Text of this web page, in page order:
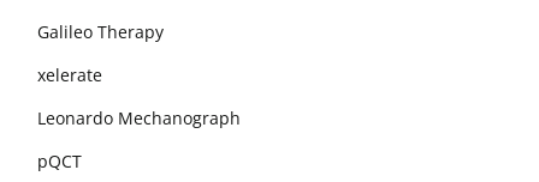
Galileo Therapy
xelerate
Leonardo Mechanograph
pQCT